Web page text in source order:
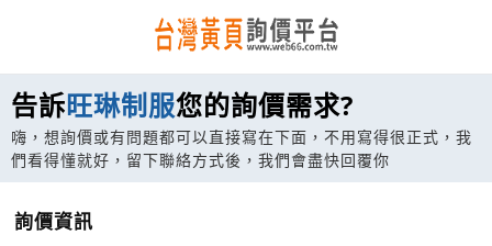
告訴旺琳制服您的詢價需求?
嗨，想詢價或有問題都可以直接寫在下面，不用寫得很正式，我
們看得懂就好，留下聯絡方式後，我們會盡快回覆你
詢價資訊